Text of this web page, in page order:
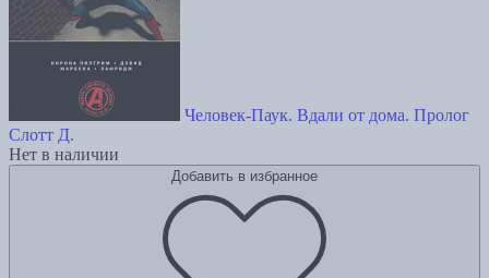
Человек-Паук. Вдали от дома. Пролог
Слотт Д.
Нет в наличии
Добавить в избранное